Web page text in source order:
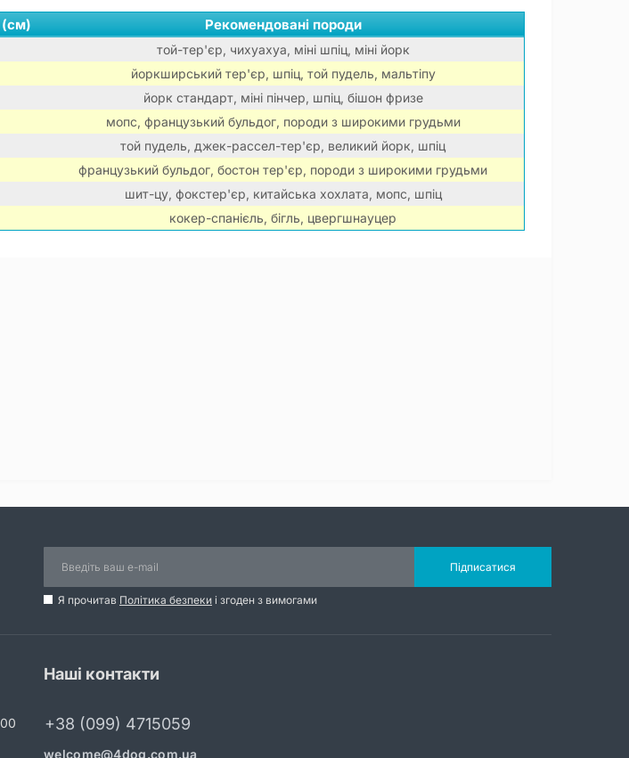
(см) Рекомендовані породи
той-тер'єр, чихуахуа, міні шпіц, міні йорк
йоркширський тер'єр, шпіц, той пудель, мальтіпу
йорк стандарт, міні пінчер, шпіц, бішон фризе
мопс, французький бульдог, породи з широкими грудьми
той пудель, джек-рассел-тер'єр, великий йорк, шпіц
французький бульдог, бостон тер'єр, породи з широкими грудьми
шит-цу, фокстер'єр, китайська хохлата, мопс, шпіц
кокер-спанієль, бігль, цвергшнауцер
Підписатися
Я прочитав Політика безпеки і згоден з вимогами
Наші контакти
+38 (099) 4715059
welcome@4dog.com.ua